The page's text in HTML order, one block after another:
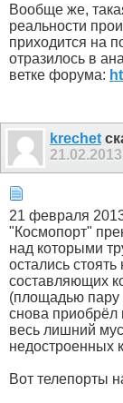
Вообще же,
реальности
приходится на
отразилось в
ветке форума:
krechet
21.02.2013
21 февраля
"Космопорт"
над которыми
остались
составляющих
(площадью пару
снова приобрёл
весь лишний
недостроенных
Вот телепорты